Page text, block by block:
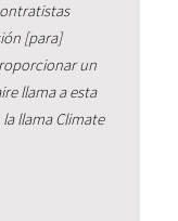
[para]
un
llama a esta
llama Climate